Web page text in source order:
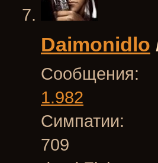
Daimonidlo
Сообщения:
1.982
Симпатии:
709